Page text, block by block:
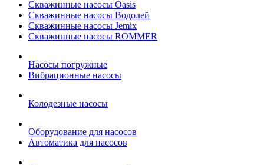
Скважинные насосы Oasis
Скважинные насосы Водолей
Скважинные насосы Jemix
Cкважинные насосы ROMMER
Насосы погружные
Вибрационные насосы
Колодезные насосы
Оборудование для насосов
Автоматика для насосов